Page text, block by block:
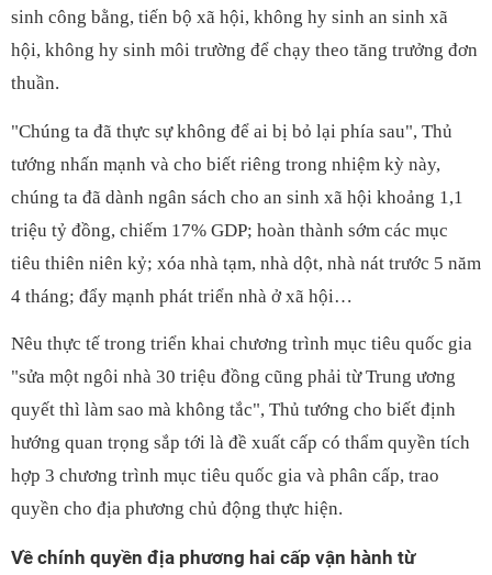
sinh công bằng, tiến bộ xã hội, không hy sinh an sinh xã
hội, không hy sinh môi trường để chạy theo tăng trưởng đơn
thuần.
"Chúng ta đã thực sự không để ai bị bỏ lại phía sau", Thủ
tướng nhấn mạnh và cho biết riêng trong nhiệm kỳ này,
chúng ta đã dành ngân sách cho an sinh xã hội khoảng 1,1
triệu tỷ đồng, chiếm 17% GDP; hoàn thành sớm các mục
tiêu thiên niên kỷ; xóa nhà tạm, nhà dột, nhà nát trước 5 năm
4 tháng; đẩy mạnh phát triển nhà ở xã hội…
Nêu thực tế trong triển khai chương trình mục tiêu quốc gia
"sửa một ngôi nhà 30 triệu đồng cũng phải từ Trung ương
quyết thì làm sao mà không tắc", Thủ tướng cho biết định
hướng quan trọng sắp tới là đề xuất cấp có thẩm quyền tích
hợp 3 chương trình mục tiêu quốc gia và phân cấp, trao
quyền cho địa phương chủ động thực hiện.
Về chính quyền địa phương hai cấp vận hành từ